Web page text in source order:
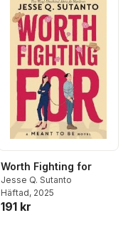
Worth Fighting for
Jesse Q. Sutanto
Häftad, 2025
191 kr